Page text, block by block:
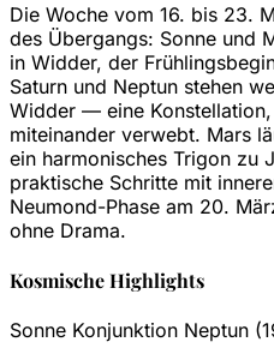
Die Woche vom 16. bis 23.
des Übergangs: Sonne und
in Widder, der
Saturn und Neptun stehen
Widder — eine
miteinander verwebt. Mars
ein harmonisches Trigon zu
praktische Schritte mit
Neumond-Phase am 20.
ohne Drama.
Kosmische Highlights
Sonne Konjunktion Neptun